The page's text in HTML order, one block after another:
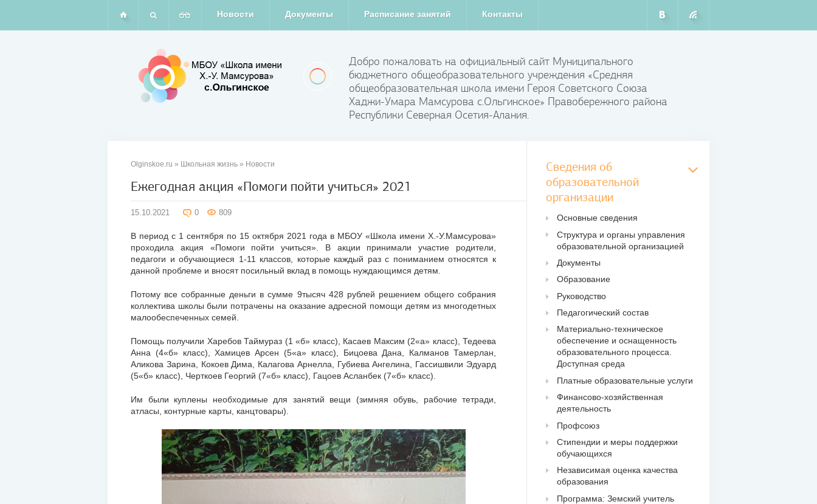
Новости Документы Расписание занятий Контакты
Добро пожаловать на официальный сайт Муниципального
бюджетного общеобразовательного учреждения «Средняя
общеобразовательная школа имени Героя Советского Союза
Хаджи-Умара Мамсурова с.Ольгинское» Правобережного района
Республики Северная Осетия-Алания.
Olginskoe.ru » Школьная жизнь » Новости
Ежегодная акция «Помоги пойти учиться» 2021
15.10.2021 0 809
В период с 1 сентября по 15 октября 2021 года в МБОУ «Школа имени Х.-У.Мамсурова»
проходила акция «Помоги пойти учиться». В акции принимали участие родители,
педагоги и обучающиеся 1-11 классов, которые каждый раз с пониманием относятся к
данной проблеме и вносят посильный вклад в помощь нуждающимся детям.
Потому все собранные деньги в сумме 9тысяч 428 рублей решением общего собрания
коллектива школы были потрачены на оказание адресной помощи детям из многодетных
малообеспеченных семей.
Помощь получили Харебов Таймураз (1 «б» класс), Касаев Максим (2«а» класс), Тедеева
Анна (4«б» класс), Хамицев Арсен (5«а» класс), Бицоева Дана, Калманов Тамерлан,
Аликова Зарина, Кокоев Дима, Калагова Арнелла, Губиева Ангелина, Гассишвили Эдуард
(5«б» класс), Черткоев Георгий (7«б» класс), Гацоев Асланбек (7«б» класс).
Им были куплены необходимые для занятий вещи (зимняя обувь, рабочие тетради,
атласы, контурные карты, канцтовары).
Сведения об
образовательной
организации
Основные сведения
Структура и органы управления
образовательной организацией
Документы
Образование
Руководство
Педагогический состав
Материально-техническое
обеспечение и оснащенность
образовательного процесса.
Доступная среда
Платные образовательные услуги
Финансово-хозяйственная
деятельность
Профсоюз
Стипендии и меры поддержки
обучающихся
Независимая оценка качества
образования
Программа: Земский учитель